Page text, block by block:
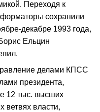
Переходя к
сохранили
декабре 1993 года,
Ельцин
делами КПСС
президента,
12 тыс. высших
ветвях власти,